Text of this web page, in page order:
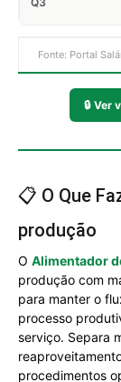
Fonte: Portal
🔒 Ver
📋 O Que
produção
O Alimentador
produção com
para manter o
processo
serviço. Separa
procedimentos